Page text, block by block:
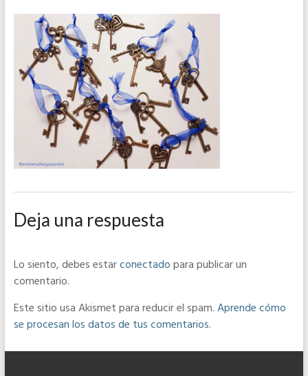
Deja una respuesta
Lo siento, debes estarconectadopara publicar un
comentario.
Este sitio usa Akismet para reducir el spam.Aprende cómo
se procesan los datos de tus comentarios.